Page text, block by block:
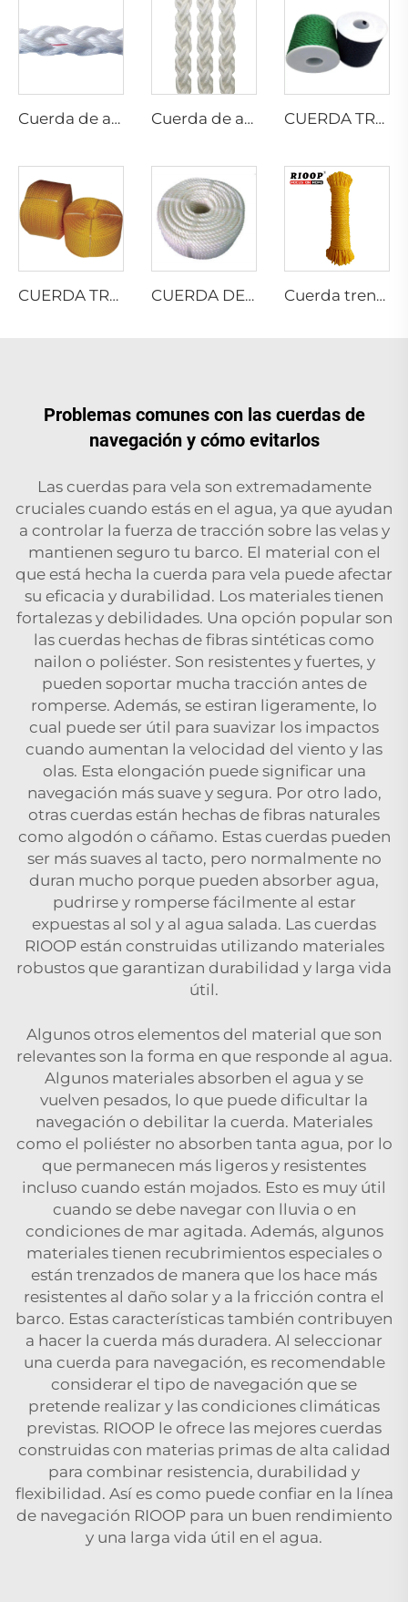
Cuerda de amarre de 8 hilos PP DANLINE Cuerda de amarre de 8 hilos de multifilamento PP CUERDA TRENZADA DE PE
CUERDA TRENZADA DE PE CUERDA DE POLIÉSTER MULTIFILAMENTO RETORCIDA Cuerda trenzada hueca de 8 hilos de monofilamento PE
Problemas comunes con las cuerdas de
navegación y cómo evitarlos
Las cuerdas para vela son extremadamente
cruciales cuando estás en el agua, ya que ayudan
a controlar la fuerza de tracción sobre las velas y
mantienen seguro tu barco. El material con el
que está hecha la cuerda para vela puede afectar
su eficacia y durabilidad. Los materiales tienen
fortalezas y debilidades. Una opción popular son
las cuerdas hechas de fibras sintéticas como
nailon o poliéster. Son resistentes y fuertes, y
pueden soportar mucha tracción antes de
romperse. Además, se estiran ligeramente, lo
cual puede ser útil para suavizar los impactos
cuando aumentan la velocidad del viento y las
olas. Esta elongación puede significar una
navegación más suave y segura. Por otro lado,
otras cuerdas están hechas de fibras naturales
como algodón o cáñamo. Estas cuerdas pueden
ser más suaves al tacto, pero normalmente no
duran mucho porque pueden absorber agua,
pudrirse y romperse fácilmente al estar
expuestas al sol y al agua salada. Las cuerdas
RIOOP están construidas utilizando materiales
robustos que garantizan durabilidad y larga vida
útil.
Algunos otros elementos del material que son
relevantes son la forma en que responde al agua.
Algunos materiales absorben el agua y se
vuelven pesados, lo que puede dificultar la
navegación o debilitar la cuerda. Materiales
como el poliéster no absorben tanta agua, por lo
que permanecen más ligeros y resistentes
incluso cuando están mojados. Esto es muy útil
cuando se debe navegar con lluvia o en
condiciones de mar agitada. Además, algunos
materiales tienen recubrimientos especiales o
están trenzados de manera que los hace más
resistentes al daño solar y a la fricción contra el
barco. Estas características también contribuyen
a hacer la cuerda más duradera. Al seleccionar
una cuerda para navegación, es recomendable
considerar el tipo de navegación que se
pretende realizar y las condiciones climáticas
previstas. RIOOP le ofrece las mejores cuerdas
construidas con materias primas de alta calidad
para combinar resistencia, durabilidad y
flexibilidad. Así es como puede confiar en la línea
de navegación RIOOP para un buen rendimiento
y una larga vida útil en el agua.